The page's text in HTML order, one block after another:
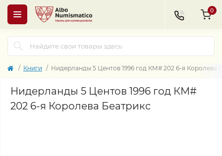
0
Книги Нидерланды 5 Центов 1996 год КМ# 202 6-я Королева
Нидерланды 5 Центов 1996 год КМ#
202 6-я Королева Беатрикс